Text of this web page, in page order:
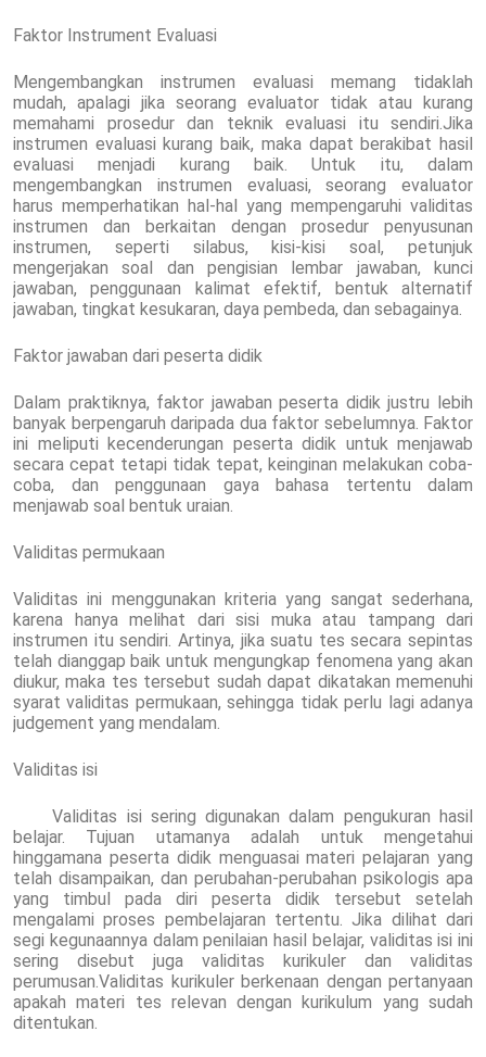
Faktor Instrument Evaluasi
Mengembangkan instrumen evaluasi memang tidaklah
mudah, apalagi jika seorang evaluator tidak atau kurang
memahami prosedur dan teknik evaluasi itu sendiri.Jika
instrumen evaluasi kurang baik, maka dapat berakibat hasil
evaluasi menjadi kurang baik. Untuk itu, dalam
mengembangkan instrumen evaluasi, seorang evaluator
harus memperhatikan hal-hal yang mempengaruhi validitas
instrumen dan berkaitan dengan prosedur penyusunan
instrumen, seperti silabus, kisi-kisi soal, petunjuk
mengerjakan soal dan pengisian lembar jawaban, kunci
jawaban, penggunaan kalimat efektif, bentuk alternatif
jawaban, tingkat kesukaran, daya pembeda, dan sebagainya.
Faktor jawaban dari peserta didik
Dalam praktiknya, faktor jawaban peserta didik justru lebih
banyak berpengaruh daripada dua faktor sebelumnya. Faktor
ini meliputi kecenderungan peserta didik untuk menjawab
secara cepat tetapi tidak tepat, keinginan melakukan coba-
coba, dan penggunaan gaya bahasa tertentu dalam
menjawab soal bentuk uraian.
Validitas permukaan
Validitas ini menggunakan kriteria yang sangat sederhana,
karena hanya melihat dari sisi muka atau tampang dari
instrumen itu sendiri. Artinya, jika suatu tes secara sepintas
telah dianggap baik untuk mengungkap fenomena yang akan
diukur, maka tes tersebut sudah dapat dikatakan memenuhi
syarat validitas permukaan, sehingga tidak perlu lagi adanya
judgement yang mendalam.
Validitas isi
Validitas isi sering digunakan dalam pengukuran hasil
belajar. Tujuan utamanya adalah untuk mengetahui
hinggamana peserta didik menguasai materi pelajaran yang
telah disampaikan, dan perubahan-perubahan psikologis apa
yang timbul pada diri peserta didik tersebut setelah
mengalami proses pembelajaran tertentu. Jika dilihat dari
segi kegunaannya dalam penilaian hasil belajar, validitas isi ini
sering disebut juga validitas kurikuler dan validitas
perumusan.Validitas kurikuler berkenaan dengan pertanyaan
apakah materi tes relevan dengan kurikulum yang sudah
ditentukan.